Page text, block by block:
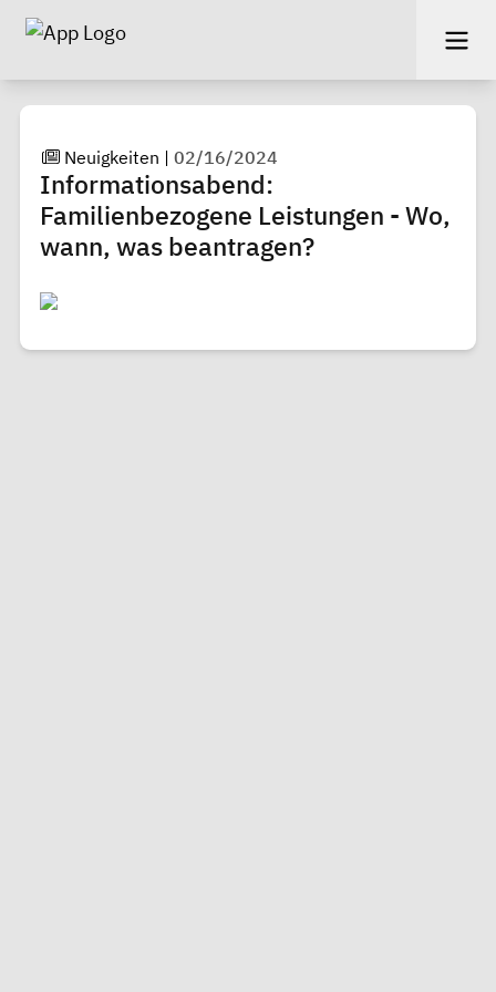
Neuigkeiten |02/16/2024
Informationsabend:
Familienbezogene Leistungen - Wo,
wann, was beantragen?